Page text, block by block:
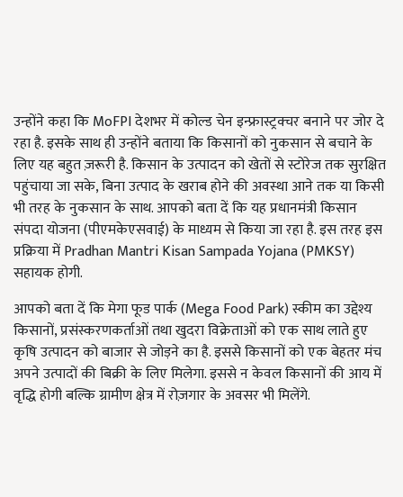
उन्होंने कहा कि MoFPI देशभर में कोल्ड चेन इन्फ्रास्ट्रक्चर बनाने पर जोर दे
रहा है. इसके साथ ही उन्होंने बताया कि किसानों को नुकसान से बचाने के
लिए यह बहुत ज़रूरी है. किसान के उत्पादन को खेतों से स्टोरेज तक सुरक्षित
पहुंचाया जा सके, बिना उत्पाद के खराब होने की अवस्था आने तक या किसी
भी तरह के नुकसान के साथ. आपको बता दें कि यह प्रधानमंत्री किसान
संपदा योजना (पीएमकेएसवाई) के माध्यम से किया जा रहा है. इस तरह इस
प्रक्रिया में Pradhan Mantri Kisan Sampada Yojana (PMKSY)
सहायक होगी.
आपको बता दें कि मेगा फूड पार्क (Mega Food Park) स्कीम का उद्देश्य
किसानों, प्रसंस्करणकर्ताओं तथा खुदरा विक्रेताओं को एक साथ लाते हुए
कृषि उत्पादन को बाजार से जोड़ने का है. इससे किसानों को एक बेहतर मंच
अपने उत्पादों की बिक्री के लिए मिलेगा. इससे न केवल किसानों की आय में
वृद्धि होगी बल्कि ग्रामीण क्षेत्र में रोज़गार के अवसर भी मिलेंगे.